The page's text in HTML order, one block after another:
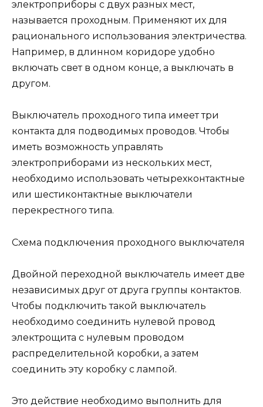
электроприборы с двух разных мест,
называется проходным. Применяют их для
рационального использования электричества.
Например, в длинном коридоре удобно
включать свет в одном конце, а выключать в
другом.
Выключатель проходного типа имеет три
контакта для подводимых проводов. Чтобы
иметь возможность управлять
электроприборами из нескольких мест,
необходимо использовать четырехконтактные
или шестиконтактные выключатели
перекрестного типа.
Схема подключения проходного выключателя
Двойной переходной выключатель имеет две
независимых друг от друга группы контактов.
Чтобы подключить такой выключатель
необходимо соединить нулевой провод
электрощита с нулевым проводом
распределительной коробки, а затем
соединить эту коробку с лампой.
Это действие необходимо выполнить для